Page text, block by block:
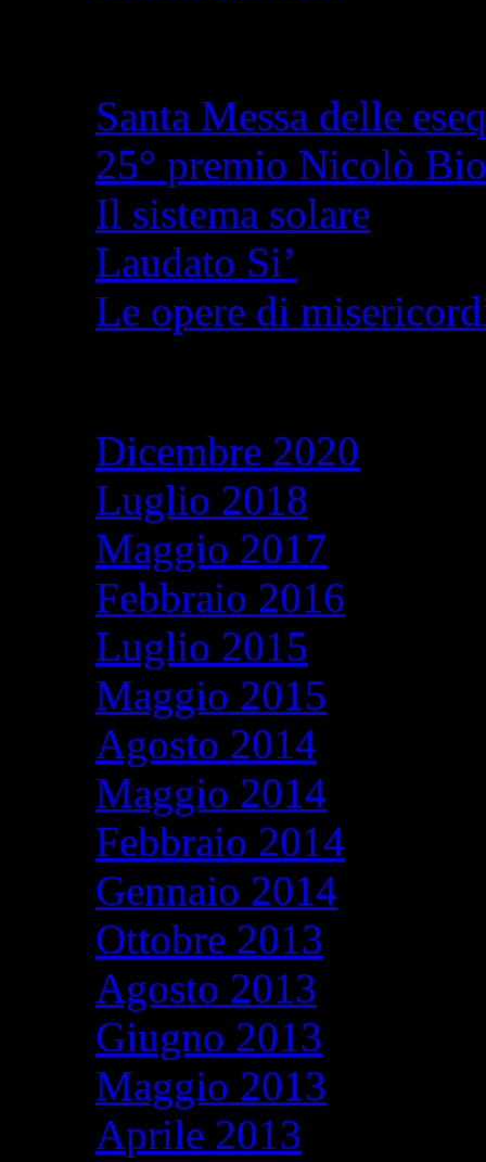
Santa Messa delle
25° premio Nicolò
Il sistema solare
Laudato Si’
Le opere di
Dicembre 2020
Luglio 2018
Maggio 2017
Febbraio 2016
Luglio 2015
Maggio 2015
Agosto 2014
Maggio 2014
Febbraio 2014
Gennaio 2014
Ottobre 2013
Agosto 2013
Giugno 2013
Maggio 2013
Aprile 2013